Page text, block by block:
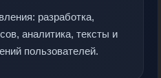
разработка,
аналитика, тексты и
пользователей.